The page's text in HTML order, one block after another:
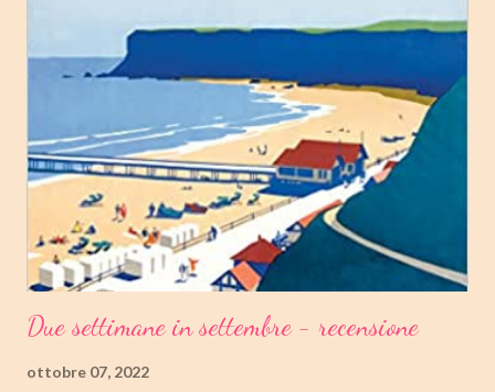
14.25/EBOOK 8.99 Link Amazon TRAMA Dopo "Infanzia", il
secondo capitolo della trilogia di Copenaghen, grande classico
della letteratura danese oggi riscoperto e acclamato a livello
internazionale. La piccola Tove è cresciuta in fretta: costretta ad
abbandonare la scuola molto presto, a quattordici anni compie i
primi passi nel mondo del lavoro. Indossato il vestito buono e
infilato il ...
Due settimane in settembre - recensione
ottobre 07, 2022